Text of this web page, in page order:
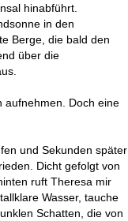
hinabführt.
in den
Berge, die bald den
über die
aufnehmen. Doch eine
und Sekunden später
Dicht gefolgt von
ruft Theresa mir
Wasser, tauche
Schatten, die von